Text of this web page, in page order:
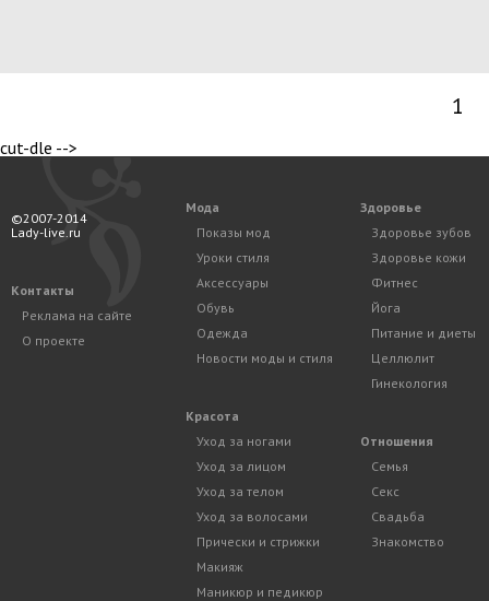
1
cut-dle -->
©2007-2014
Lady-live.ru
Контакты
Реклама на сайте
О проекте
Мода
Показы мод
Уроки стиля
Аксессуары
Обувь
Одежда
Новости моды и стиля
Красота
Уход за ногами
Уход за лицом
Уход за телом
Уход за волосами
Прически и стрижки
Макияж
Маникюр и педикюр
Здоровье
Здоровье зубов
Здоровье кожи
Фитнес
Йога
Питание и диеты
Целлюлит
Гинекология
Отношения
Семья
Секс
Свадьба
Знакомство